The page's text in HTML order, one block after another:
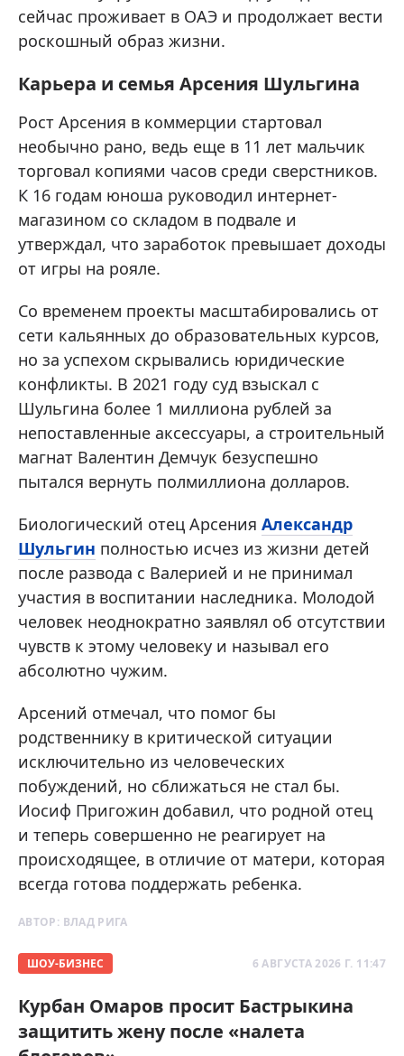
сейчас проживает в ОАЭ и продолжает вести
роскошный образ жизни.
Карьера и семья Арсения Шульгина
Рост Арсения в коммерции стартовал
необычно рано, ведь еще в 11 лет мальчик
торговал копиями часов среди сверстников.
К 16 годам юноша руководил интернет-
магазином со складом в подвале и
утверждал, что заработок превышает доходы
от игры на рояле.
Со временем проекты масштабировались от
сети кальянных до образовательных курсов,
но за успехом скрывались юридические
конфликты. В 2021 году суд взыскал с
Шульгина более 1 миллиона рублей за
непоставленные аксессуары, а строительный
магнат Валентин Демчук безуспешно
пытался вернуть полмиллиона долларов.
Биологический отец Арсения Александр
Шульгин полностью исчез из жизни детей
после развода с Валерией и не принимал
участия в воспитании наследника. Молодой
человек неоднократно заявлял об отсутствии
чувств к этому человеку и называл его
абсолютно чужим.
Арсений отмечал, что помог бы
родственнику в критической ситуации
исключительно из человеческих
побуждений, но сближаться не стал бы.
Иосиф Пригожин добавил, что родной отец
и теперь совершенно не реагирует на
происходящее, в отличие от матери, которая
всегда готова поддержать ребенка.
АВТОР: ВЛАД РИГА
ШОУ-БИЗНЕС 6 АВГУСТА 2026 Г. 11:47
Курбан Омаров просит Бастрыкина
защитить жену после «налета